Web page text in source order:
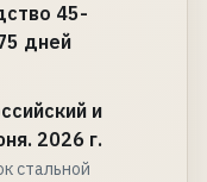
45-
дней
и
2026 г.
стальной